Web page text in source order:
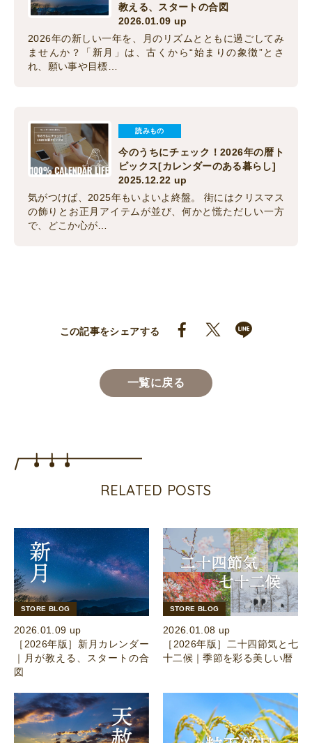
教える、スタートの合図
2026.01.09 up
2026年の新しい一年を、月のリズムとともに過ごしてみ
ませんか？「新月」は、古くから“始まりの象徴”とさ
れ、願い事や目標…
読みもの
今のうちにチェック！2026年の暦ト
ピックス[カレンダーのある暮らし]
2025.12.22 up
気がつけば、2025年もいよいよ終盤。 街にはクリスマス
の飾りとお正月アイテムが並び、何かと慌ただしい一方
で、どこか心が…
この記事をシェアする
一覧に戻る
RELATED POSTS
STORE BLOG
2026.01.09 up
［2026年版］新月カレンダー
｜月が教える、スタートの合
図
STORE BLOG
2026.01.08 up
［2026年版］二十四節気と七
十二候｜季節を彩る美しい暦